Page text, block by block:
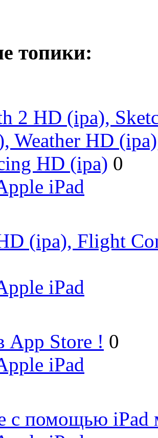
топики:
2 HD (ipa),
Weather HD
HD (ipa) 0
iPad
(ipa), Flight
iPad
App Store ! 0
iPad
с помощью iPad